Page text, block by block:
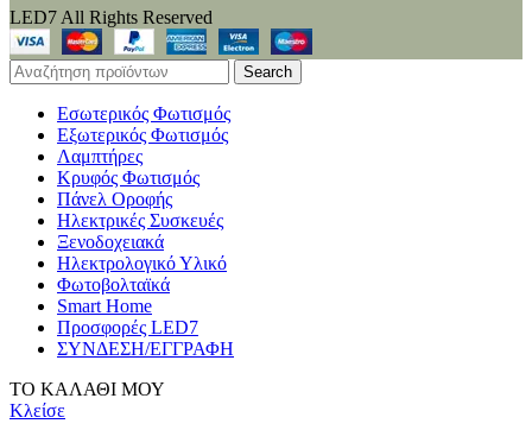
LED7 All Rights Reserved
Search
Εσωτερικός Φωτισμός
Εξωτερικός Φωτισμός
Λαμπτήρες
Κρυφός Φωτισμός
Πάνελ Οροφής
Ηλεκτρικές Συσκευές
Ξενοδοχειακά
Ηλεκτρολογικό Υλικό
Φωτοβολταϊκά
Smart Home
Προσφορές LED7
ΣΥΝΔΕΣΗ/ΕΓΓΡΑΦΗ
ΤΟ ΚΑΛΑΘΙ ΜΟΥ
Κλείσε